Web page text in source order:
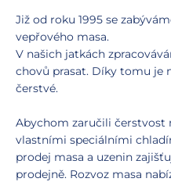
Již od roku 1995 se
vepřového masa.
V našich jatkách
chovů prasat. Díky tomu je
čerstvé.
Abychom zaručili čerstvost
vlastními speciálními
prodej masa a uzenin
prodejně. Rozvoz masa